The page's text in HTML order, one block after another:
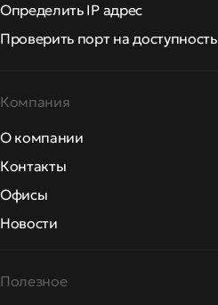
Определить IP адрес
Проверить порт на доступность
Компания
О компании
Контакты
Офисы
Новости
Полезное